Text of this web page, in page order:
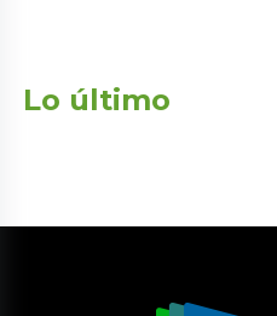
Lo último